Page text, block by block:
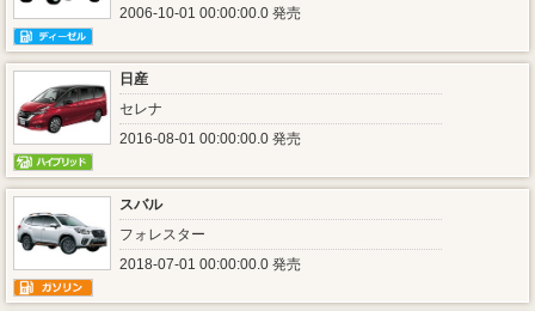
2006-10-01 00:00:00.0 発売
日産
セレナ
2016-08-01 00:00:00.0 発売
スバル
フォレスター
2018-07-01 00:00:00.0 発売